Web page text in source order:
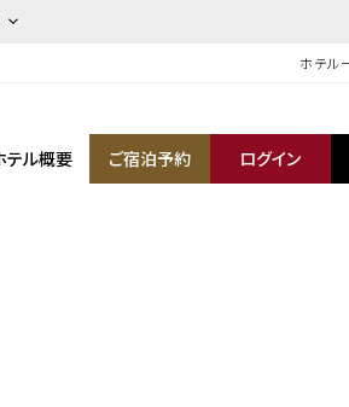
ホテル
テル概要 ご宿泊予約 ログイン